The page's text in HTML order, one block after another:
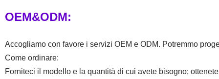
OEM&ODM:
Accogliamo con favore i servizi OEM e ODM. Potremmo
Come ordinare:
Forniteci il modello e la quantità di cui avete bisogno;